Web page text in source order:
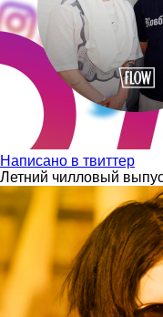
Написано в твиттер
Летний чилловый